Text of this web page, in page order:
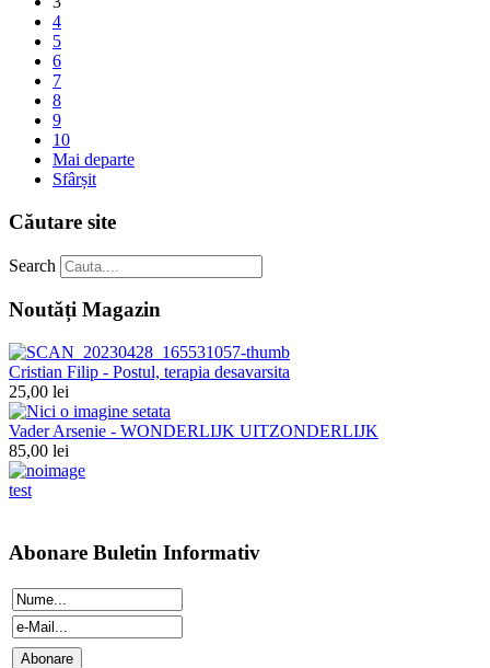
4
5
6
7
8
9
10
Mai departe
Sfârșit
Căutare site
Search
Noutăți Magazin
Cristian Filip - Postul, terapia desavarsita
25,00 lei
Vader Arsenie - WONDERLIJK UITZONDERLIJK
85,00 lei
test
Abonare Buletin Informativ